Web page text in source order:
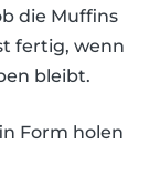
die Muffins
fertig, wenn
bleibt.
Form holen